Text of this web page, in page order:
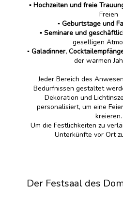
▪️ Hochzeiten und freie
Freien
▪️ Geburtstage und
▪️ Seminare und
geselligen
▪️ Galadinner,
der warmen
Jeder Bereich des
Bedürfnissen gestaltet
Dekoration und
personalisiert, um eine
kreieren.
Um die Festlichkeiten zu
Unterkünfte vor Ort
Der Festsaal des